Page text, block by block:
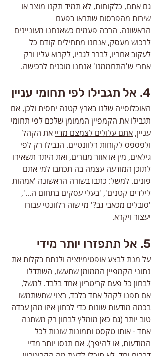
גם אתם, כלקוחות, לא תמיד תקנו מוצר או
שירות מהפרסום שתראו בפעם
הראשונה. הרבה פעמים כשאנחנו מעוניינים
לרכוש מעסק, אנחנו מתחילים קודם כל
לעקוב אחריו, לברר לגביו, לקרוא עליו ורק
אחרי ש'התחממנו' אנחנו מוכנים לרכישה.
4. אל תגבילו לפי תחומי עניין
האוכלוסייה שלנו בארץ קטנה יחסית ולכן, אם
תגבילו את הקמפיין הממומן שלכם לפי תחומי
עניין, אתם עלולים לצמצם מדיי את הקהל
ולפספס לקוחות רלוונטיים. הגבילו רק לפי
גילאים, מין או אזור מגורים, ואת היתר תשאירו
לתוכן המודעה עצמה בה תכתבו למי אתם
פונים. למשל: כתבו בשורה הראשונה 'אמהות
לילדים קטנים', 'בעלי עסקים בתחום ה...',
'סובלים מכאבי גב?' מי שזה רלוונטי עבורו
יעצור ויקרא.
5. אל תתפזרו יותר מידי
על מנת לבצע אופטימיזציה ולנתח בקלות את
נתוני הקמפיין הממומן שתעשו, השתדלו
לבחון כל פעם קריטריון אחד בלבד. למשל,
אם תפנו לקהל אחד בלבד, רצוי שתשתמשו
בכמה מודעות שונות כדי לבחון איזו מהן עבדה
טוב יותר (גם כאן מומלץ לבחון רק משתנה
אחד - אותו טקסט ותמונות שונות לכל
המודעות, או להיפך). אם תנסו יותר מדיי